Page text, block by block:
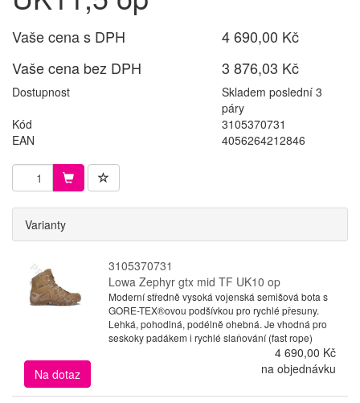
Vaše cena s DPH
4 690,00 Kč
Vaše cena bez DPH
3 876,03 Kč
Dostupnost
Skladem poslední 3
páry
Kód
3105370731
EAN
4056264212846
Varianty
3105370731
Lowa Zephyr gtx mid TF UK10 op
Moderní středně vysoká vojenská semišová bota s
GORE-TEX®ovou podšívkou pro rychlé přesuny.
Lehká, pohodlná, podélně ohebná. Je vhodná pro
seskoky padákem i rychlé slaňování (fast rope)
4 690,00 Kč
Na dotaz
na objednávku